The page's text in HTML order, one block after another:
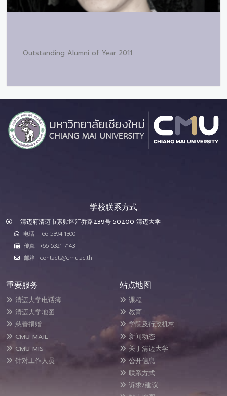
Outstanding Alumni of Year 2011
学校联系方式
清迈府清迈市素贴区汇乔路239号 50200 清迈大学
电话 : +66 5394 1300
传真 : +66 5321 7143
邮箱 : contacts@cmu.ac.th
重要服务
清迈大学电话簿
清迈大学地图
慈善捐赠
CMU MAIL
CMU MIS
针对工作人员
站点地图
课程
教育
学院及行政机构
新闻动态
关于清迈大学
公开信息
联系方式
诉求/建议